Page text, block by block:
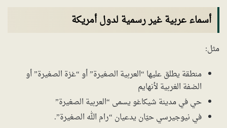
أسماء عربية غير رسمية لدول أمريكة
مثل:
منطقة يطلق عليها “العربية الصغيرة” أو “غزة الصغيرة” أو
الضفة الغربية لأنهايم
حي في مدينة شيكاغو يسمى “العربية الصغيرة”
في نيوجيرسي حيّان يدعيان “رام الله الصغيرة”.